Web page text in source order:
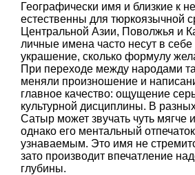
Географически имя и близкие к
естественны для тюркоязычной
Центральной Азии, Поволжья и
личные имена часто несут в себе
украшение, сколько формулу
При переходе между народами
меняли произношение и
главное качество: ощущение
культурной дисциплины. В
Сатыр может звучать чуть мягче
однако его ментальный
узнаваемым. Это имя не
зато производит впечатление
глубины.